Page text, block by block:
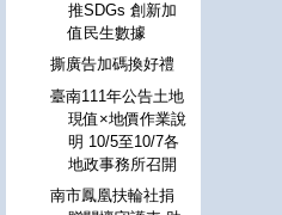
推SDGs 創新加
值民生數據
撕廣告加碼換好禮
臺南111年公告土地
現值×地價作業說
明 10/5至10/7各
地政事務所召開
南市鳳凰扶輪社捐